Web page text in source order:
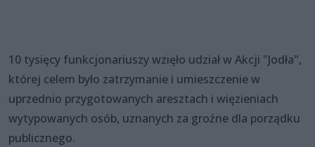
10 tysięcy funkcjonariuszy wzięło udział w Akcji "Jodła",
której celem było zatrzymanie i umieszczenie w
uprzednio przygotowanych aresztach i więzieniach
wytypowanych osób, uznanych za groźne dla porządku
publicznego.